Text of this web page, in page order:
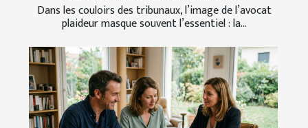
Dans les couloirs des tribunaux, l’image de l’avocat
plaideur masque souvent l’essentiel : la...